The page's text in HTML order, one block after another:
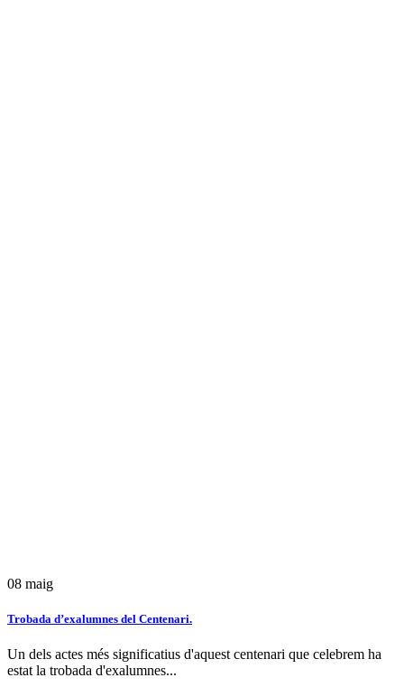
08 maig
Trobada d’exalumnes del Centenari.
Un dels actes més significatius d'aquest centenari que celebrem ha
estat la trobada d'exalumnes...